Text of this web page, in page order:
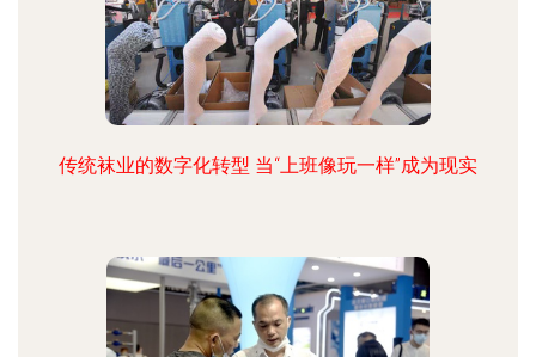
传统袜业的数字化转型 当“上班像玩一样”成为现实